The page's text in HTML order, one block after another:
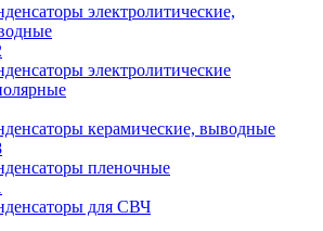
электролитические,
электролитические
керамические, выводные
пленочные
для СВЧ